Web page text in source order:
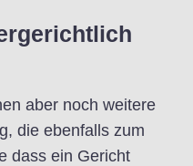
aber noch weitere
die ebenfalls zum
dass ein Gericht